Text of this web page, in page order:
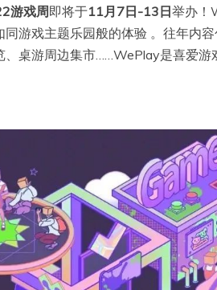
游戏周即将于11月7日-13日举办！
游戏主题乐园般的体验 。往年内
、桌游周边集市……WePlay是喜爱